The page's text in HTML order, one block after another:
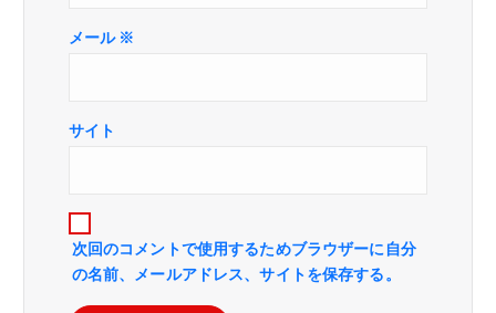
メール ※
サイト
次回のコメントで使用するためブラウザーに自分
の名前、メールアドレス、サイトを保存する。